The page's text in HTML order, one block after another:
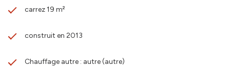
carrez 19 m²
construit en 2013
Chauffage autre : autre (autre)